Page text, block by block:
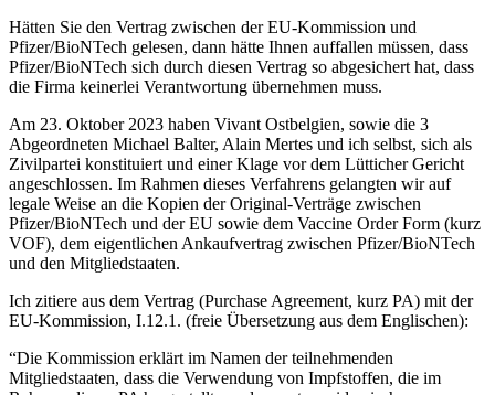
Hätten Sie den Vertrag zwischen der EU-Kommission und
Pfizer/BioNTech gelesen, dann hätte Ihnen auffallen müssen, dass
Pfizer/BioNTech sich durch diesen Vertrag so abgesichert hat, dass
die Firma keinerlei Verantwortung übernehmen muss.
Am 23. Oktober 2023 haben Vivant Ostbelgien, sowie die 3
Abgeordneten Michael Balter, Alain Mertes und ich selbst, sich als
Zivilpartei konstituiert und einer Klage vor dem Lütticher Gericht
angeschlossen. Im Rahmen dieses Verfahrens gelangten wir auf
legale Weise an die Kopien der Original-Verträge zwischen
Pfizer/BioNTech und der EU sowie dem Vaccine Order Form (kurz
VOF), dem eigentlichen Ankaufvertrag zwischen Pfizer/BioNTech
und den Mitgliedstaaten.
Ich zitiere aus dem Vertrag (Purchase Agreement, kurz PA) mit der
EU-Kommission, I.12.1. (freie Übersetzung aus dem Englischen):
“Die Kommission erklärt im Namen der teilnehmenden
Mitgliedstaaten, dass die Verwendung von Impfstoffen, die im